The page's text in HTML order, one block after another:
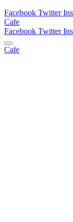
Facebook Twitter
Cafe
Facebook Twitter
Cafe